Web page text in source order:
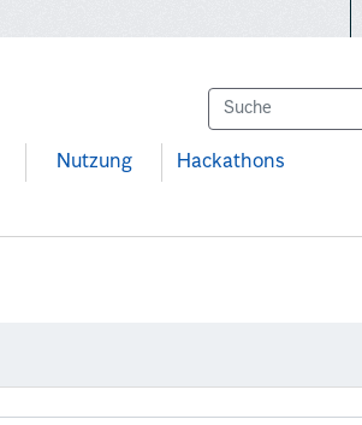
Nutzung Hackathons